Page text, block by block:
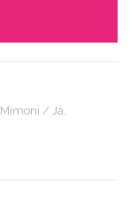
Mimoni / Já,